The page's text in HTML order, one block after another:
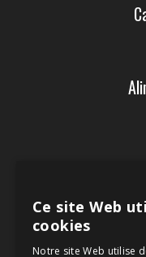
RECEVEZ DES
Ce site Web
cookies
Notre site Web utilise